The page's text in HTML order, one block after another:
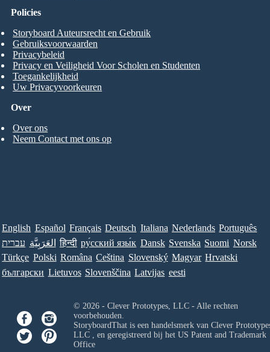
Over
Over ons
Neem Contact met ons op
Policies
Storyboard Auteursrecht en Gebruik
Gebruiksvoorwaarden
Privacybeleid
Privacy en Veiligheid Voor Scholen en Studenten
Toegankelijkheid
Uw Privacyvoorkeuren
English Español Français Deutsch Italiana Nederlands Português
עברית العَرَبِيَّة हिन्दी ру́сский язы́к Dansk Svenska Suomi Norsk
Türkçe Polski Româna Ceština Slovenský Magyar Hrvatski
български Lietuvos Slovenščina Latvijas eesti
© 2026 - Clever Prototypes, LLC - Alle rechten
voorbehouden.
StoryboardThat is een handelsmerk van Clever
LLC, en geregistreerd bij het US Patent and Trademark
Office